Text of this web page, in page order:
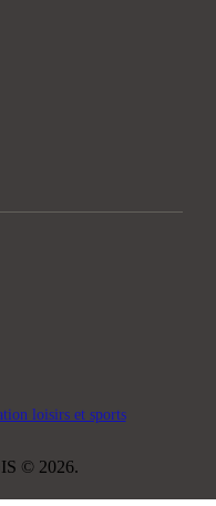
loisirs et sports
© 2026.